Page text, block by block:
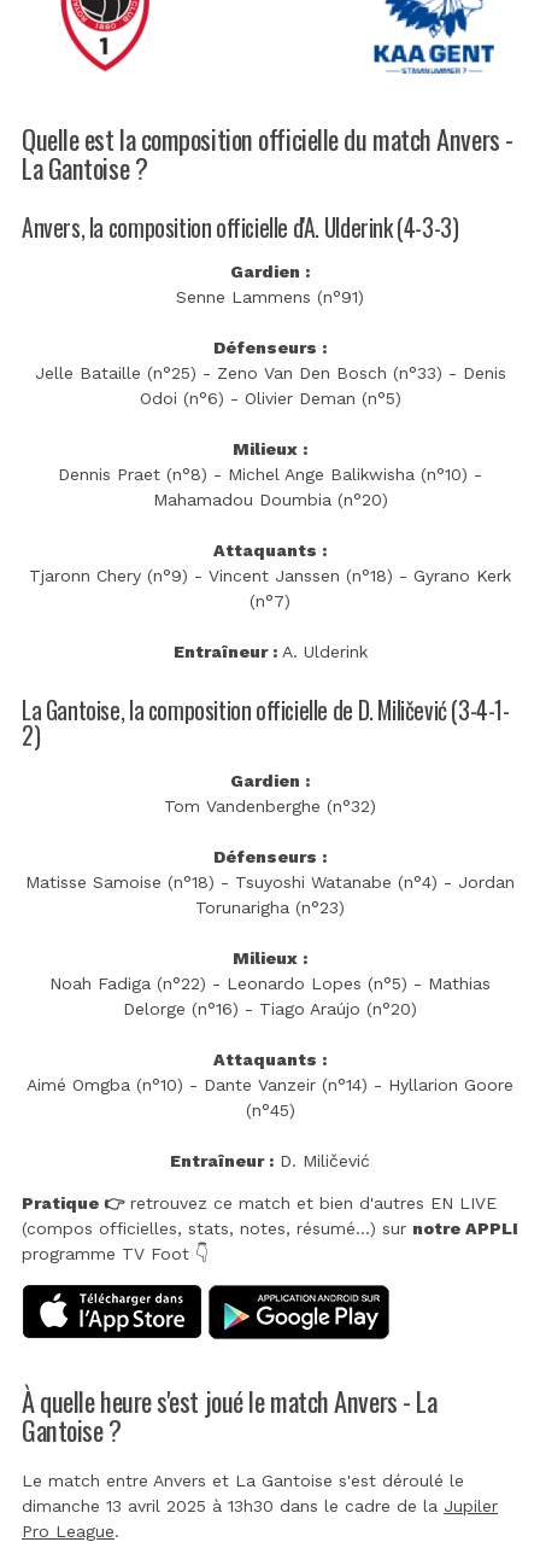
Quelle est la composition officielle du match Anvers -
La Gantoise ?
Anvers, la composition officielle d'A. Ulderink (4-3-3)
Gardien :
Senne Lammens (n°91)
Défenseurs :
Jelle Bataille (n°25) - Zeno Van Den Bosch (n°33) - Denis
Odoi (n°6) - Olivier Deman (n°5)
Milieux :
Dennis Praet (n°8) - Michel Ange Balikwisha (n°10) -
Mahamadou Doumbia (n°20)
Attaquants :
Tjaronn Chery (n°9) - Vincent Janssen (n°18) - Gyrano Kerk
(n°7)
Entraîneur :A. Ulderink
La Gantoise, la composition officielle de D. Miličević (3-4-1-
2)
Gardien :
Tom Vandenberghe (n°32)
Défenseurs :
Matisse Samoise (n°18) - Tsuyoshi Watanabe (n°4) - Jordan
Torunarigha (n°23)
Milieux :
Noah Fadiga (n°22) - Leonardo Lopes (n°5) - Mathias
Delorge (n°16) - Tiago Araújo (n°20)
Attaquants :
Aimé Omgba (n°10) - Dante Vanzeir (n°14) - Hyllarion Goore
(n°45)
Entraîneur : D. Miličević
Pratique 👉retrouvez ce match et bien d'autres EN LIVE
(compos officielles, stats, notes, résumé...) sur notre APPLI
programme TV Foot 👇
À quelle heure s'est joué le match Anvers - La
Gantoise ?
Le match entre Anvers et La Gantoise s'est déroulé le
dimanche 13 avril 2025 à 13h30 dans le cadre de la Jupiler
Pro League.